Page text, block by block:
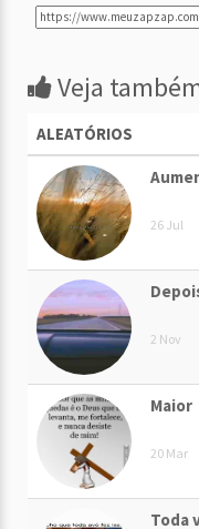
Veja
ALEATÓRIOS
26 Jul
2 Nov
Maior
20 Mar
Toda